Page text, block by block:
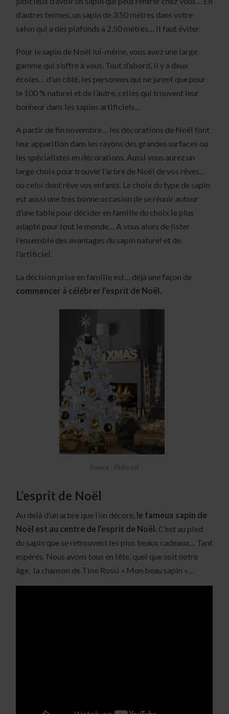
d’autres termes, un sapin de 3.50 mètres dans votre
salon qui a des plafonds à 2.50 mètres… Il faut éviter.
Pour le sapin de Noël lui-même, vous avez une large
gamme qui s’offre à vous. Tout d’abord, il y a deux
écoles… d’un côté, les personnes qui ne jurent que pour
le 100 % naturel et de l’autre, celles qui trouvent leur
bonheur dans les sapins artificiels…
A partir de fin novembre… les décorations de Noël font
leur apparition dans les rayons des grandes surfaces ou
les spécialistes en décorations. Aussi vous aurez un
large choix pour trouver l’arbre de Noël de vos rêves…
ou celui dont rêve vos enfants. Le choix du type de sapin
est aussi une très bonne occasion de se réunir autour
d’une table pour décider en famille du choix le plus
adapté pour tout le monde… A vous alors de lister
l’ensemble des avantages du sapin naturel et de
l’artificiel.
La décision prise en famille est… déjà une façon de
commencer à célébrer l’esprit de Noël.
Source : Pinterest
L’esprit de Noël
Au delà d’un arbre que l’on décore, le fameux sapin de
Noël est au centre de l’esprit de Noël. C’est au pied
du sapin que se retrouvent les plus beaux cadeaux… Tant
espérés. Nous avons tous en tête, quel que soit notre
âge, la chanson de Tino Rossi « Mon beau sapin »…